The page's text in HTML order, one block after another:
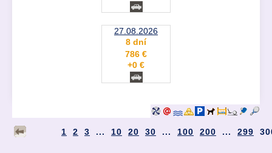
27.08.2026
8 dní
786 €
+0 €
1 2 3 ... 10 20 30 ... 100 200 ... 299